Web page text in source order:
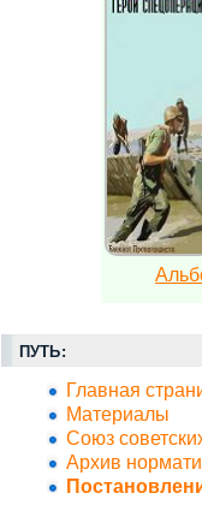
ПУТЬ:
Главная
Материалы
Союз
Архив